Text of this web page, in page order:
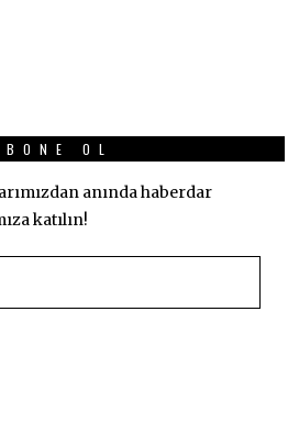
OL
anında haberdar
katılın!